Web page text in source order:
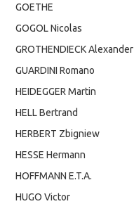
GOETHE
GOGOL Nicolas
GROTHENDIECK Alexander
GUARDINI Romano
HEIDEGGER Martin
HELL Bertrand
HERBERT Zbigniew
HESSE Hermann
HOFFMANN E.T.A.
HUGO Victor